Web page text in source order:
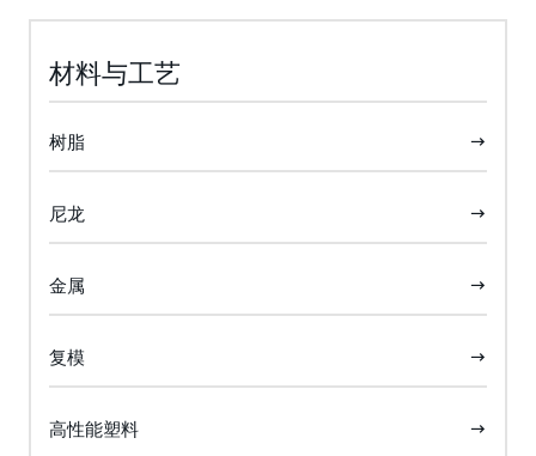
材料与工艺
树脂
尼龙
金属
复模
高性能塑料